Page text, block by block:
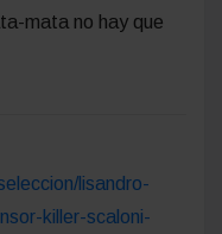
mata no hay que
lisandro-
killer-scaloni-